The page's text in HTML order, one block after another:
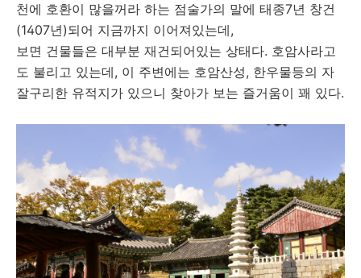
천에 호환이 많을꺼라 하는 점술가의 말에 태종7년 창건
(1407년)되어 지금까지 이어져있는데,
보면 건물들은 대부분 재건되어있는 상태다. 호암사라고
도 불리고 있는데, 이 주변에는 호암산성, 한우물등의 자
잘구리한 유적지가 있으니 찾아가 보는 즐거움이 꽤 있다.